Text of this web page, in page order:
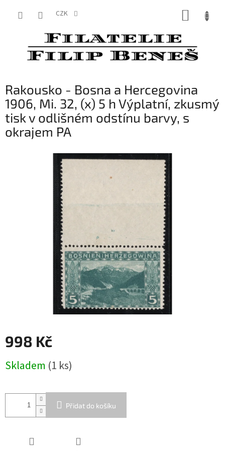
CZK
Rakousko - Bosna a Hercegovina
1906, Mi. 32, (x) 5 h Výplatní, zkusmý
tisk v odlišném odstínu barvy, s
okrajem PA
998 Kč
cena:
Skladem (1 ks)
Přidat do košíku